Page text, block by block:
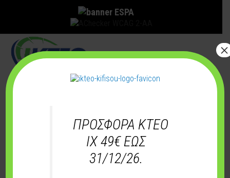
Main
ΠΡΟΣΦΟΡΑ ΚΤΕΟ
ΙΧ 49€ ΕΩΣ
31/12/26.
×